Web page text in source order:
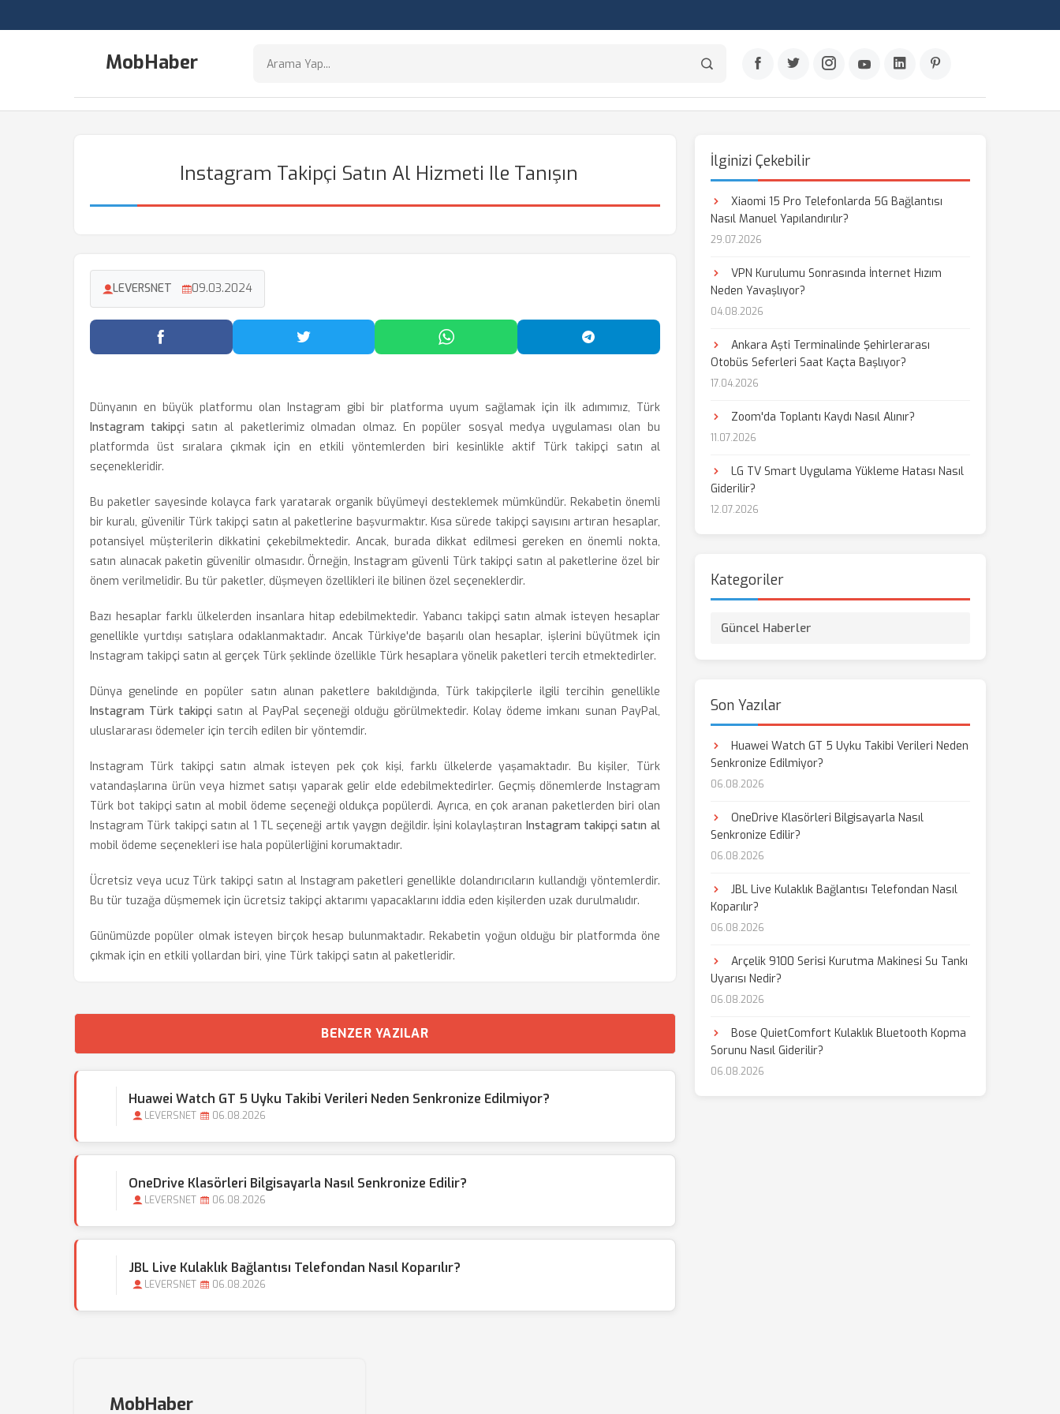
MobHaber
Instagram Takipçi Satın Al Hizmeti Ile Tanışın
LEVERSNET 09.03.2024
Facebook'ta Paylaş Twitter'da Paylaş WhatsApp'ta Paylaş Telegram'da Paylaş
Dünyanın en büyük platformu olan Instagram gibi bir platforma uyum sağlamak için ilk adımımız, Türk
Instagram takipçi satın al paketlerimiz olmadan olmaz. En popüler sosyal medya uygulaması olan bu
platformda üst sıralara çıkmak için en etkili yöntemlerden biri kesinlikle aktif Türk takipçi satın al
seçenekleridir.
Bu paketler sayesinde kolayca fark yaratarak organik büyümeyi desteklemek mümkündür. Rekabetin önemli
bir kuralı, güvenilir Türk takipçi satın al paketlerine başvurmaktır. Kısa sürede takipçi sayısını artıran hesaplar,
potansiyel müşterilerin dikkatini çekebilmektedir. Ancak, burada dikkat edilmesi gereken en önemli nokta,
satın alınacak paketin güvenilir olmasıdır. Örneğin, Instagram güvenli Türk takipçi satın al paketlerine özel bir
önem verilmelidir. Bu tür paketler, düşmeyen özellikleri ile bilinen özel seçeneklerdir.
Bazı hesaplar farklı ülkelerden insanlara hitap edebilmektedir. Yabancı takipçi satın almak isteyen hesaplar
genellikle yurtdışı satışlara odaklanmaktadır. Ancak Türkiye'de başarılı olan hesaplar, işlerini büyütmek için
Instagram takipçi satın al gerçek Türk şeklinde özellikle Türk hesaplara yönelik paketleri tercih etmektedirler.
Dünya genelinde en popüler satın alınan paketlere bakıldığında, Türk takipçilerle ilgili tercihin genellikle
Instagram Türk takipçi satın al PayPal seçeneği olduğu görülmektedir. Kolay ödeme imkanı sunan PayPal,
uluslararası ödemeler için tercih edilen bir yöntemdir.
Instagram Türk takipçi satın almak isteyen pek çok kişi, farklı ülkelerde yaşamaktadır. Bu kişiler, Türk
vatandaşlarına ürün veya hizmet satışı yaparak gelir elde edebilmektedirler. Geçmiş dönemlerde Instagram
Türk bot takipçi satın al mobil ödeme seçeneği oldukça popülerdi. Ayrıca, en çok aranan paketlerden biri olan
Instagram Türk takipçi satın al 1 TL seçeneği artık yaygın değildir. İşini kolaylaştıran Instagram takipçi satın al
mobil ödeme seçenekleri ise hala popülerliğini korumaktadır.
Ücretsiz veya ucuz Türk takipçi satın al Instagram paketleri genellikle dolandırıcıların kullandığı yöntemlerdir.
Bu tür tuzağa düşmemek için ücretsiz takipçi aktarımı yapacaklarını iddia eden kişilerden uzak durulmalıdır.
Günümüzde popüler olmak isteyen birçok hesap bulunmaktadır. Rekabetin yoğun olduğu bir platformda öne
çıkmak için en etkili yollardan biri, yine Türk takipçi satın al paketleridir.
BENZER YAZILAR
Huawei Watch GT 5 Uyku Takibi Verileri Neden Senkronize Edilmiyor?
LEVERSNET 06.08.2026
OneDrive Klasörleri Bilgisayarla Nasıl Senkronize Edilir?
LEVERSNET 06.08.2026
JBL Live Kulaklık Bağlantısı Telefondan Nasıl Koparılır?
LEVERSNET 06.08.2026
İlginizi Çekebilir
Xiaomi 15 Pro Telefonlarda 5G Bağlantısı
Nasıl Manuel Yapılandırılır?
29.07.2026
VPN Kurulumu Sonrasında İnternet Hızım
Neden Yavaşlıyor?
04.08.2026
Ankara Aşti Terminalinde Şehirlerarası
Otobüs Seferleri Saat Kaçta Başlıyor?
17.04.2026
Zoom'da Toplantı Kaydı Nasıl Alınır?
11.07.2026
LG TV Smart Uygulama Yükleme Hatası Nasıl
Giderilir?
12.07.2026
Kategoriler
Güncel Haberler
Son Yazılar
Huawei Watch GT 5 Uyku Takibi Verileri Neden
Senkronize Edilmiyor?
06.08.2026
OneDrive Klasörleri Bilgisayarla Nasıl
Senkronize Edilir?
06.08.2026
JBL Live Kulaklık Bağlantısı Telefondan Nasıl
Koparılır?
06.08.2026
Arçelik 9100 Serisi Kurutma Makinesi Su Tankı
Uyarısı Nedir?
06.08.2026
Bose QuietComfort Kulaklık Bluetooth Kopma
Sorunu Nasıl Giderilir?
06.08.2026
MobHaber